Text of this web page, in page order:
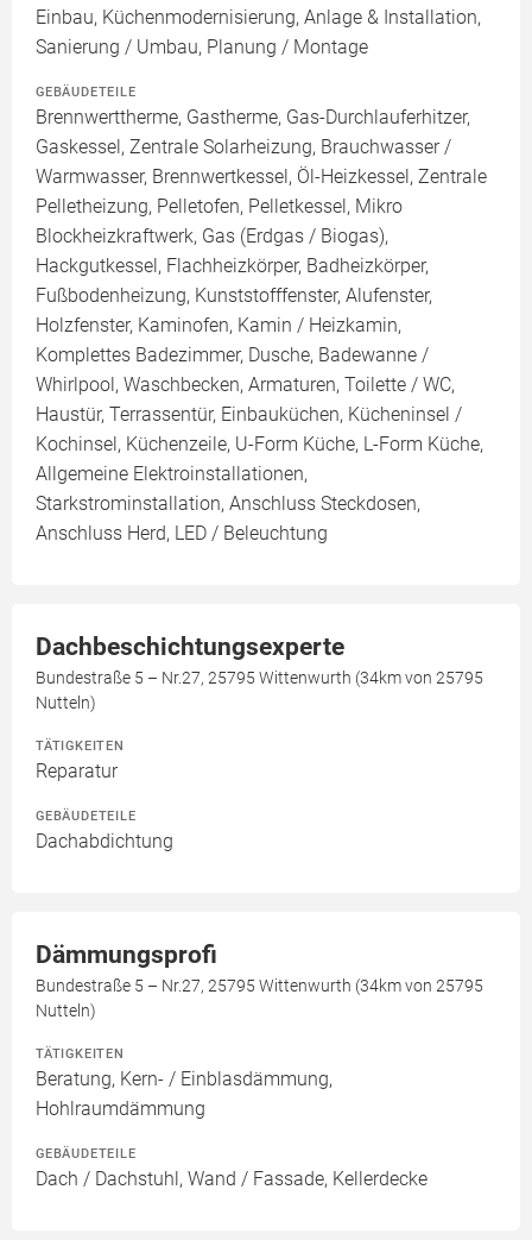
Einbau, Küchenmodernisierung, Anlage & Installation,
Sanierung / Umbau, Planung / Montage
GEBÄUDETEILE
Brennwerttherme, Gastherme, Gas-Durchlauferhitzer,
Gaskessel, Zentrale Solarheizung, Brauchwasser /
Warmwasser, Brennwertkessel, Öl-Heizkessel, Zentrale
Pelletheizung, Pelletofen, Pelletkessel, Mikro
Blockheizkraftwerk, Gas (Erdgas / Biogas),
Hackgutkessel, Flachheizkörper, Badheizkörper,
Fußbodenheizung, Kunststofffenster, Alufenster,
Holzfenster, Kaminofen, Kamin / Heizkamin,
Komplettes Badezimmer, Dusche, Badewanne /
Whirlpool, Waschbecken, Armaturen, Toilette / WC,
Haustür, Terrassentür, Einbauküchen, Kücheninsel /
Kochinsel, Küchenzeile, U-Form Küche, L-Form Küche,
Allgemeine Elektroinstallationen,
Starkstrominstallation, Anschluss Steckdosen,
Anschluss Herd, LED / Beleuchtung
Dachbeschichtungsexperte
Bundestraße 5 – Nr.27, 25795 Wittenwurth (34km von 25795
Nutteln)
TÄTIGKEITEN
Reparatur
GEBÄUDETEILE
Dachabdichtung
Dämmungsprofi
Bundestraße 5 – Nr.27, 25795 Wittenwurth (34km von 25795
Nutteln)
TÄTIGKEITEN
Beratung, Kern- / Einblasdämmung,
Hohlraumdämmung
GEBÄUDETEILE
Dach / Dachstuhl, Wand / Fassade, Kellerdecke